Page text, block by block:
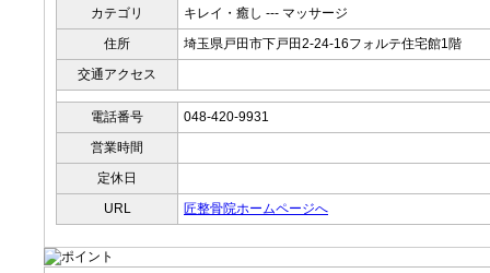
カテゴリ
キレイ・癒し --- マッサージ
住所
埼玉県戸田市下戸田2-24-16フォルテ住宅館1階
交通アクセス
電話番号
048-420-9931
営業時間
定休日
URL
匠整骨院ホームページへ